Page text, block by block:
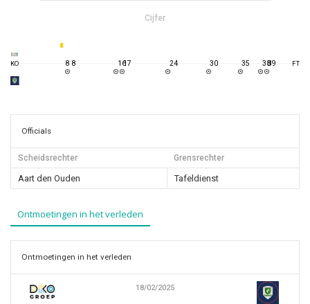
Cijfer
KO 8 8 1617 24 30 35 3839 FT
Officials
Scheidsrechter Grensrechter
Aart den Ouden Tafeldienst
Ontmoetingen in het verleden
Ontmoetingen in het verleden
18/02/2025